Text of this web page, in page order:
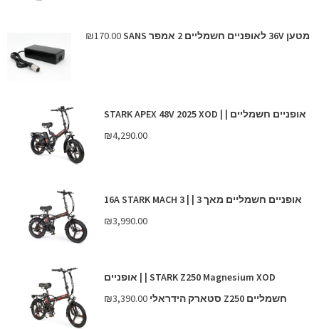
מטען 36V לאופניים חשמליים 2 אמפר SANS ₪170.00
אופניים חשמליים | | STARK APEX 48V 2025 XOD
₪4,290.00
אופניים חשמליים מאך 3 | | 16A STARK MACH 3
₪3,990.00
STARK Z250 Magnesium XOD | | אופניים
חשמליים Z250 סטארק הידראלי
₪3,390.00